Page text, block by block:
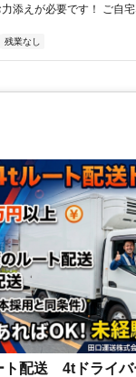
添えが必要です！ ご自
残業なし
ト配送 4tドライバ